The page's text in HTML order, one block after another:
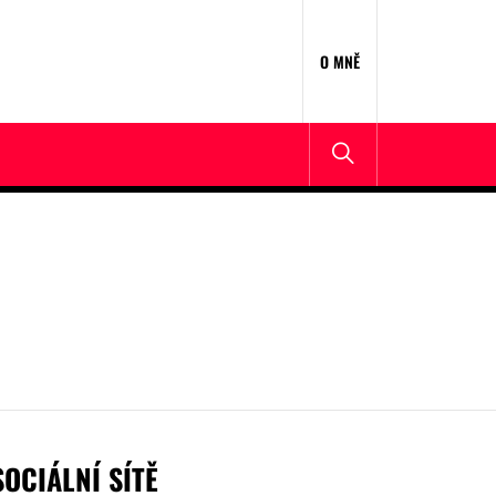
O MNĚ
SÍTĚ